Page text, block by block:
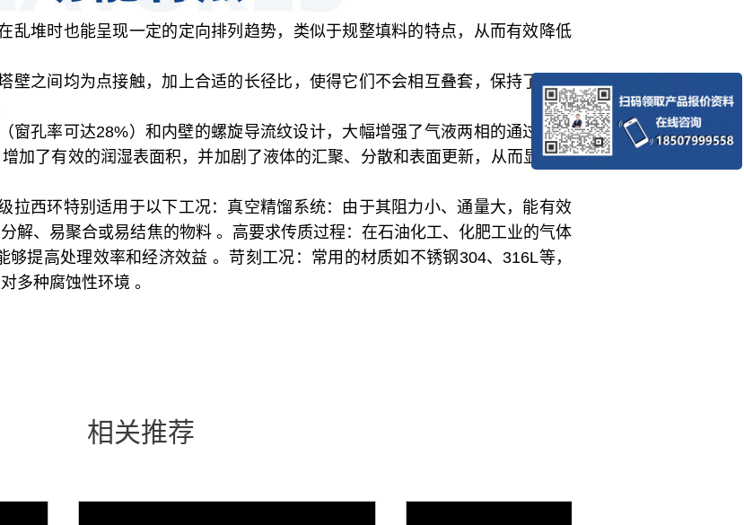
乱堆时也能呈现一定的定向排列趋势，类似于规整填料的特点，从而有效降低
壁之间均为点接触，加上合适的长径比，使得它们不会相互叠套，保持了孔隙
窗孔率可达28%）和内壁的螺旋导流纹设计，大幅增强了气液两相的通过能力
加了有效的润湿表面积，并加剧了液体的汇聚、分散和表面更新，从而显著提
拉西环特别适用于以下工况：真空精馏系统：由于其阻力小、通量大，能有效
解、易聚合或易结焦的物料 。高要求传质过程：在石油化工、化肥工业的气体
提高处理效率和经济效益 。苛刻工况：常用的材质如不锈钢304、316L等，
多种腐蚀性环境 。
相关推荐